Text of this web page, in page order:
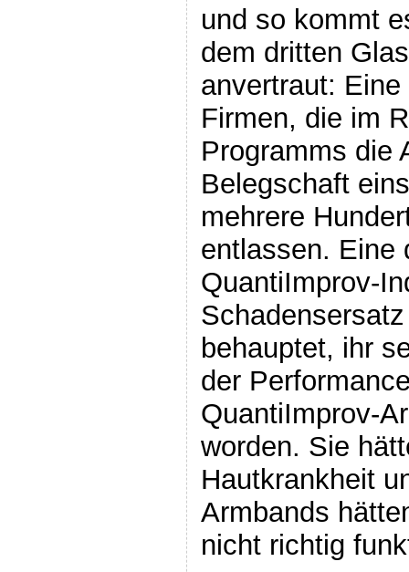
und so kommt
dem dritten
anvertraut:
Firmen, die im
Programms die
Belegschaft
mehrere
entlassen. Eine
QuantiImprov-
behauptet, ihr
der
QuantiImprov-
worden. Sie
Hautkrankheit
Armbands
nicht richtig